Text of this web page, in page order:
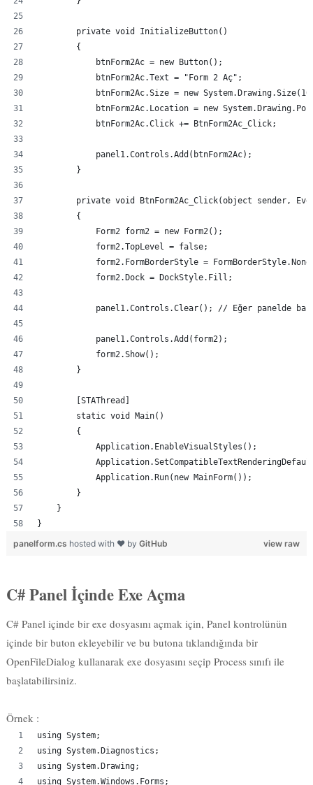
        private void InitializeButton()
        {
            btnForm2Ac = new Button();
            btnForm2Ac.Text = "Form 2 Aç";
btnForm2Ac.Size = new
btnForm2Ac.Location = new
            btnForm2Ac.Click += BtnForm2Ac_Click;
            panel1.Controls.Add(btnForm2Ac);
        }
private void BtnForm2Ac_Click(object sender,
        {
            Form2 form2 = new Form2();
            form2.TopLevel = false;
form2.FormBorderStyle =
            form2.Dock = DockStyle.Fill;
panel1.Controls.Clear(); // Eğer panelde
            panel1.Controls.Add(form2);
            form2.Show();
        }
        [STAThread]
        static void Main()
        {
            Application.EnableVisualStyles();
            Application.Run(new MainForm());
        }
    }
}
view raw
panelform.cs hosted with ❤ by GitHub
C# Panel İçinde Exe Açma
C# Panel içinde bir exe dosyasını açmak için, Panel kontrolünün
içinde bir buton ekleyebilir ve bu butona tıklandığında bir
OpenFileDialog kullanarak exe dosyasını seçip Process sınıfı ile
başlatabilirsiniz.
Örnek :
using System;
using System.Diagnostics;
using System.Drawing;
using System.Windows.Forms;